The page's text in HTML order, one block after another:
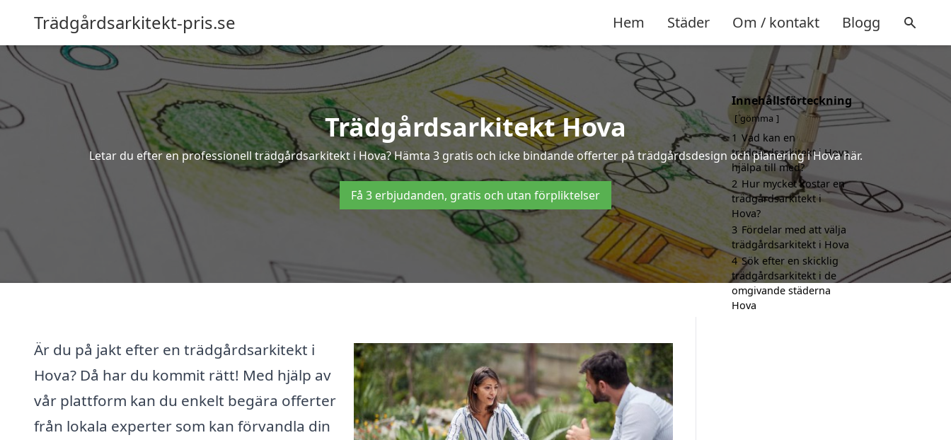
Trädgårdsarkitekt-pris.se Hem Städer Om / kontakt Blogg
Trädgårdsarkitekt Hova
Letar du efter en professionell trädgårdsarkitekt i Hova? Hämta 3 gratis och icke bindande offerter på trädgårdsdesign och planering i Hova här.
Få 3 erbjudanden, gratis och utan förpliktelser
Är du på jakt efter en trädgårdsarkitekt i
Hova? Då har du kommit rätt! Med hjälp av
vår plattform kan du enkelt begära offerter
från lokala experter som kan förvandla din
Innehållsförteckning
gömma
1 Vad kan en
trädgårdsarkitekt i Hova
hjälpa till med?
2 Hur mycket kostar en
trädgårdsarkitekt i
Hova?
3 Fördelar med att välja
trädgårdsarkitekt i Hova
4 Sök efter en skicklig
trädgårdsarkitekt i de
omgivande städerna
Hova